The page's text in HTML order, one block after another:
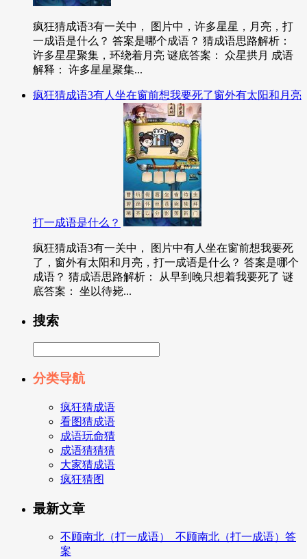
疯狂猜成语3有一关中， 图片中，许多星星，月亮，打
一成语是什么？ 答案是哪个成语？ 猜成语思路解析：
许多星星聚集，环绕着月亮 谜底答案： 众星拱月 成语
解释： 许多星星聚集...
疯狂猜成语3有人坐在窗前想我要死了窗外有太阳和月亮
打一成语是什么？
疯狂猜成语3有一关中， 图片中有人坐在窗前想我要死
了，窗外有太阳和月亮，打一成语是什么？ 答案是哪个
成语？ 猜成语思路解析： 从早到晚只想着我要死了 谜
底答案： 坐以待毙...
搜索
分类导航
疯狂猜成语
看图猜成语
成语玩命猜
成语猜猜猜
大家猜成语
疯狂猜图
最新文章
不顾南北（打一成语）_不顾南北（打一成语）答
案